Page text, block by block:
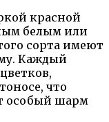
красной
белым или
сорта имеют
Каждый
что
особый шарм